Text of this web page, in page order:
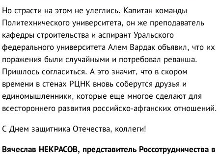
Но страсти на этом не улеглись. Капитан команды
Политехнического университета, он же преподаватель
кафедры строительства и аспирант Уральского
федерального университета Алем Вардак объявил, что их
поражения были случайными и потребовал реванша.
Пришлось согласиться. А это значит, что в скором
времени в стенах РЦНК вновь соберутся друзья и
единомышленники, которые еще многое сделают для
всестороннего развития российско-афганских отношений.
С Днем защитника Отечества, коллеги!
Вячеслав НЕКРАСОВ, представитель Россотрудничества в